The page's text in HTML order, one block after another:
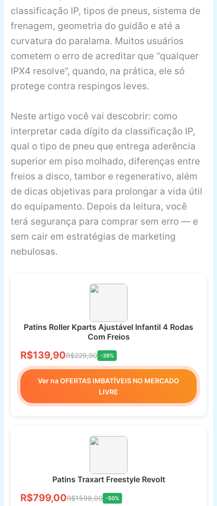
classificação IP, tipos de pneus, sistema de
frenagem, geometria do guidão e até a
curvatura do paralama. Muitos usuários
cometem o erro de acreditar que “qualquer
IPX4 resolve”, quando, na prática, ele só
protege contra respingos leves.
Neste artigo você vai descobrir: como
interpretar cada dígito da classificação IP,
qual o tipo de pneu que entrega aderência
superior em piso molhado, diferenças entre
freios a disco, tambor e regenerativo, além
de dicas objetivas para prolongar a vida útil
do equipamento. Depois da leitura, você
terá segurança para comprar sem erro — e
sem cair em estratégias de marketing
nebulosas.
Patins Roller Kparts Ajustável Infantil 4 Rodas
Com Freios
R$139,90R$229,90 -39%
Ver na OFERTAS IMBATÍVEIS NO MERCADO
LIVRE
Patins Traxart Freestyle Revolt
R$799,00R$1598,00 -50%